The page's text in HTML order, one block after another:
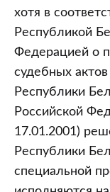
хотя в
Республикой
Федерацией о
судебных
Республики
Российской
17.01.2001)
Республики
специальной